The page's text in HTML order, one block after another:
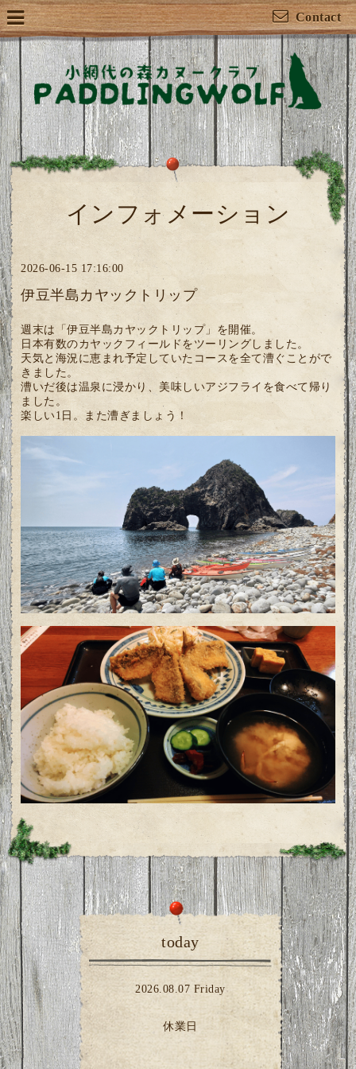
Contact
インフォメーション
2026-06-15 17:16:00
伊豆半島カヤックトリップ
週末は「伊豆半島カヤックトリップ」を開催。
日本有数のカヤックフィールドをツーリングしました。
天気と海況に恵まれ予定していたコースを全て漕ぐことがで
きました。
漕いだ後は温泉に浸かり、美味しいアジフライを食べて帰り
ました。
楽しい1日。また漕ぎましょう！
today
2026.08.07 Friday
休業日